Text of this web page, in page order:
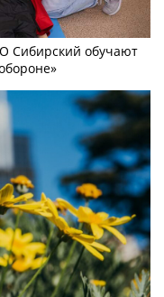
Сибирский обучают